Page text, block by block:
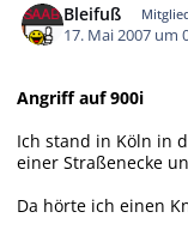
Bleifuß
17. Mai 2007 um
Angriff auf 900i
Ich stand in Köln in
einer Straßenecke
Da hörte ich einen